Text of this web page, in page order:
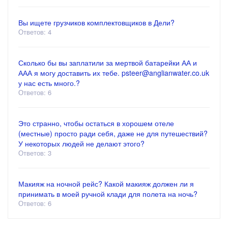
Вы ищете грузчиков комплектовщиков в Дели?
Ответов: 4
Сколько бы вы заплатили за мертвой батарейки АА и
ААА я могу доставить их тебе. psteer@anglianwater.co.uk
у нас есть много.?
Ответов: 6
Это странно, чтобы остаться в хорошем отеле
(местные) просто ради себя, даже не для путешествий?
У некоторых людей не делают этого?
Ответов: 3
Макияж на ночной рейс? Какой макияж должен ли я
принимать в моей ручной клади для полета на ночь?
Ответов: 6